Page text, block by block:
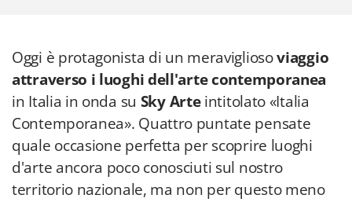
Oggi è protagonista di un meravigliosoviaggio
attraverso i luoghi dell'arte contemporanea
in Italia in onda su Sky Arteintitolato «Italia
Contemporanea». Quattro puntate pensate
quale occasione perfetta per scoprire luoghi
d'arte ancora poco conosciuti sul nostro
territorio nazionale, ma non per questo meno